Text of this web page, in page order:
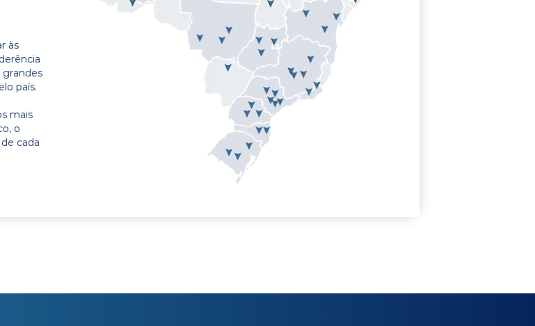
às
grandes
país.
mais
o
cada